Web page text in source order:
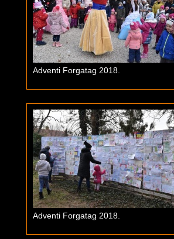
Adventi Forgatag 2018.
Adventi Forgatag 2018.